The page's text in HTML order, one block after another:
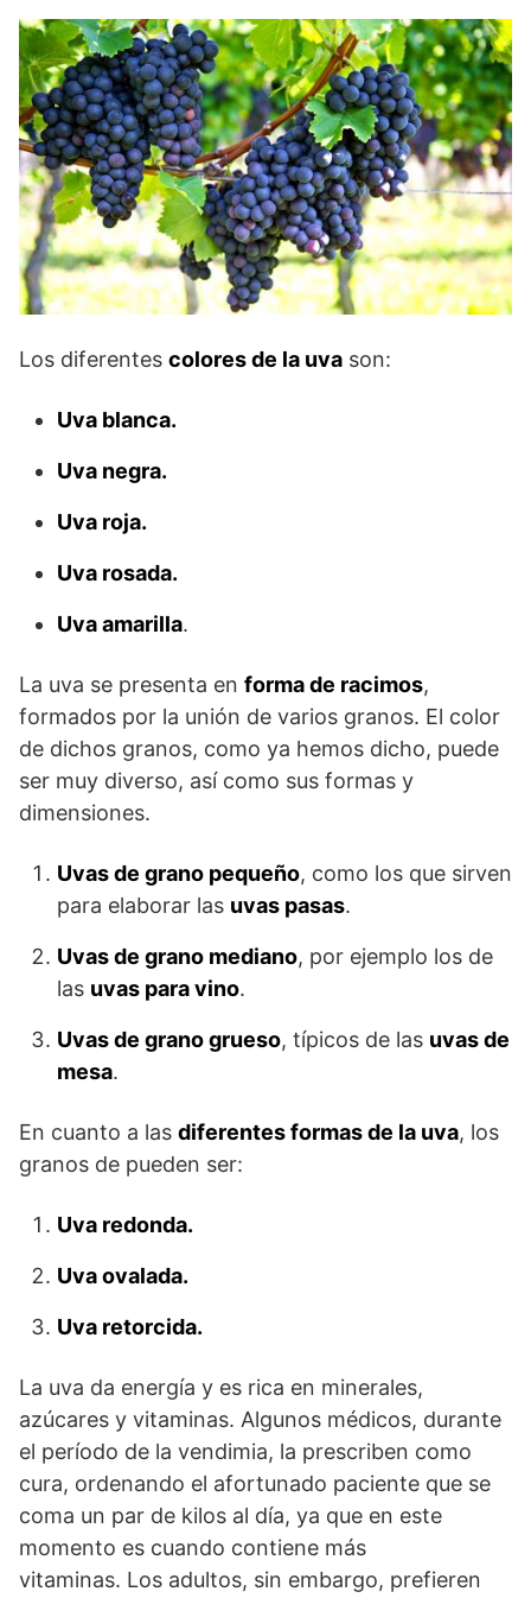
Los diferentes colores de la uva son:
Uva blanca.
Uva negra.
Uva roja.
Uva rosada.
Uva amarilla.
La uva se presenta en forma de racimos,
formados por la unión de varios granos. El color
de dichos granos, como ya hemos dicho, puede
ser muy diverso, así como sus formas y
dimensiones.
Uvas de grano pequeño, como los que sirven
para elaborar las uvas pasas.
Uvas de grano mediano, por ejemplo los de
las uvas para vino.
Uvas de grano grueso, típicos de las uvas de
mesa.
En cuanto a las diferentes formas de la uva, los
granos de pueden ser:
Uva redonda.
Uva ovalada.
Uva retorcida.
La uva da energía y es rica en minerales,
azúcares y vitaminas. Algunos médicos, durante
el período de la vendimia, la prescriben como
cura, ordenando el afortunado paciente que se
coma un par de kilos al día, ya que en este
momento es cuando contiene más
vitaminas. Los adultos, sin embargo, prefieren